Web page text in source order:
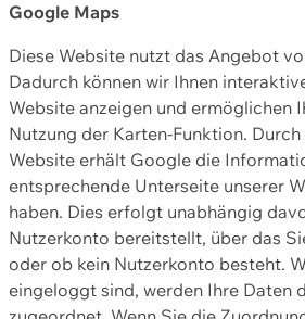
Google Maps
Diese Website nutzt das Angebot
Dadurch können wir Ihnen
Website anzeigen und ermöglichen
Nutzung der Karten-Funktion.
Website erhält Google die
entsprechende Unterseite unserer
haben. Dies erfolgt unabhängig
Nutzerkonto bereitstellt, über das
oder ob kein Nutzerkonto besteht.
eingeloggt sind, werden Ihre Daten